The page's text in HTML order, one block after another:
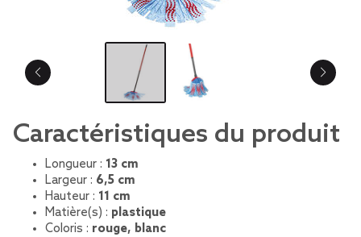
Caractéristiques du produit
Longueur : 13 cm
Largeur : 6,5 cm
Hauteur : 11 cm
Matière(s) : plastique
Coloris : rouge, blanc